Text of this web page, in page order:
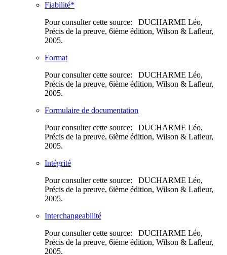
Fiabilité*
Pour consulter cette source: DUCHARME Léo,
Précis de la preuve, 6ième édition, Wilson & Lafleur,
2005.
Format
Pour consulter cette source: DUCHARME Léo,
Précis de la preuve, 6ième édition, Wilson & Lafleur,
2005.
Formulaire de documentation
Pour consulter cette source: DUCHARME Léo,
Précis de la preuve, 6ième édition, Wilson & Lafleur,
2005.
Intégrité
Pour consulter cette source: DUCHARME Léo,
Précis de la preuve, 6ième édition, Wilson & Lafleur,
2005.
Interchangeabilité
Pour consulter cette source: DUCHARME Léo,
Précis de la preuve, 6ième édition, Wilson & Lafleur,
2005.